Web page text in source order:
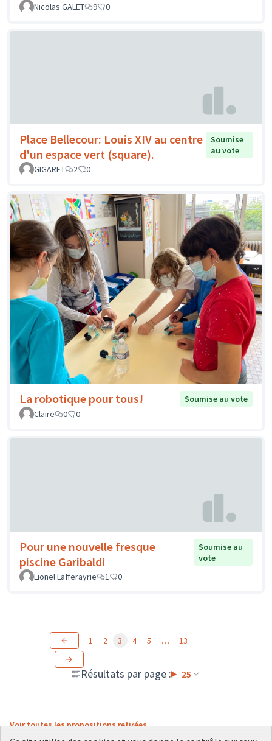
Nicolas GALET 9 0
Place Bellecour: Louis XIV au centre
d'un espace vert (square).
Soumise
au vote
GIGARET
2 0
La robotique pour tous!
Soumise au vote
Claire
0 0
Pour une nouvelle fresque
piscine Garibaldi
Soumise au
vote
Lionel Lafferayrie
1 0
Résultats par page : 25
1 2 3 4 5 … 13
Voir toutes les propositions retirées